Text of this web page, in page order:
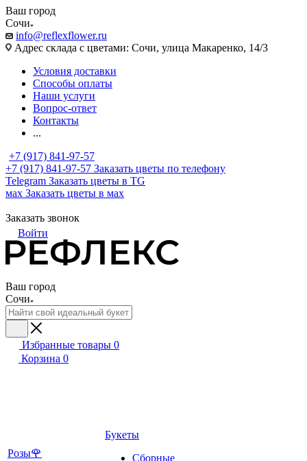
Ваш город
Сочи
info@reflexflower.ru
Адрес склада с цветами: Сочи, улица Макаренко, 14/3
Условия доставки
Способы оплаты
Наши услуги
Вопрос-ответ
Контакты
...
+7 (917) 841-97-57
+7 (917) 841-97-57 Заказать цветы по телефону
Telegram Заказать цветы в TG
мах Заказать цветы в мах
Заказать звонок
Войти
Ваш город
Сочи
Избранные товары 0
Корзина 0
Розы🌹
Букеты
Сборные